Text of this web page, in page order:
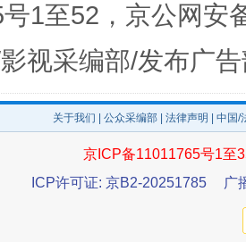
生生不息 一
1至52，京公网安
视采编部/发布广
关于我们 公众采编部 法律声明 | 中国
京ICP备11011765号1至
ICP许可证: 京B2-20251785
广